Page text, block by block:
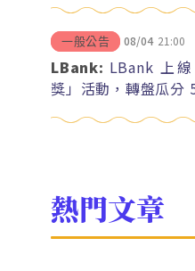
一般公告 08/04 21:00
LBank: LBank 上
獎」活動，轉盤瓜分
熱門文章